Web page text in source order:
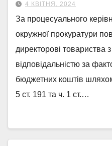
4 КВІТНЯ, 2024
За процесуального
окружної прокуратури
директорові товариства
відповідальністю за
бюджетних коштів
5 ст. 191 та ч. 1 ст.…